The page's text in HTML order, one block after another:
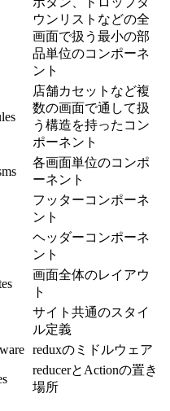
ウンリストなどの全
画面で扱う最小の部
品単位のコンポーネ
ント
店舗カセットなど複
数の画面で通して扱
う構造を持ったコン
ポーネント
各画面単位のコンポ
ーネント
フッターコンポーネ
ント
ヘッダーコンポーネ
ント
画面全体のレイアウ
ト
サイト共通のスタイ
ル定義
reduxのミドルウェア
reducerとActionの置き
場所